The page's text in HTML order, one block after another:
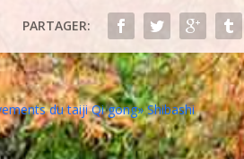
PARTAGER:
du taiji Qi gong» Shibashi